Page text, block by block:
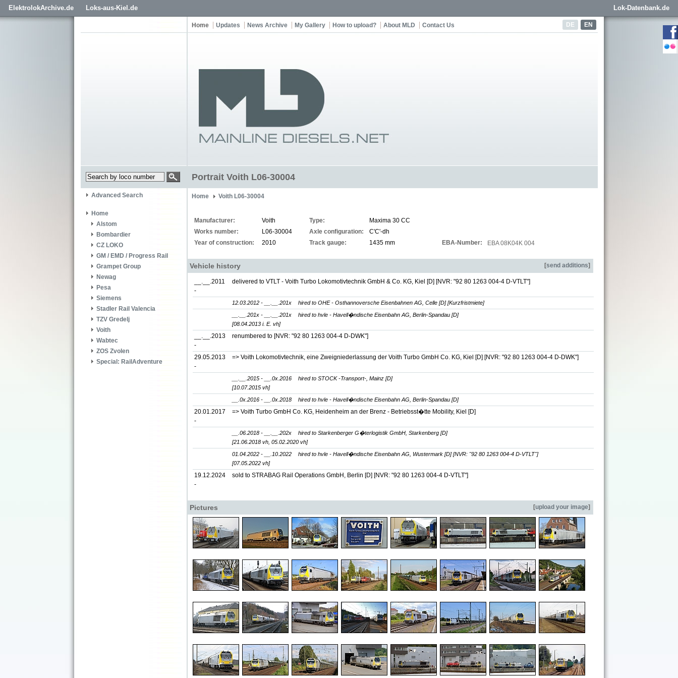
ElektrolokArchive.de Loks-aus-Kiel.de Lok-Datenbank.de
DE EN
Home Updates News Archive My Gallery How to upload? About MLD Contact Us
Portrait Voith L06-30004
Advanced Search
Home
Alstom
Bombardier
CZ LOKO
GM / EMD / Progress Rail
Grampet Group
Newag
Pesa
Siemens
Stadler Rail Valencia
TZV Gredelj
Voith
Wabtec
ZOS Zvolen
Special: RailAdventure
Home Voith L06-30004
Manufacturer: Voith Type:
Maxima 30 CC
Works number:
L06-30004 Axle configuration:
C'C'-dh
Year of construction:
2010 Track gauge: 1435 mm EBA-Number: EBA 08K04K 004
Vehicle history [send additions]
__.__.2011
-
delivered to VTLT - Voith Turbo Lokomotivtechnik GmbH & Co. KG, Kiel [D] [NVR: "92 80 1263 004-4 D-VTLT"]
12.03.2012 - __.__.201x
hired to OHE - Osthannoversche Eisenbahnen AG, Celle [D] [Kurzfristmiete]
__.__.201x - __.__.201x
hired to hvle - Havell�ndische Eisenbahn AG, Berlin-Spandau [D]
[08.04.2013 i. E. vh]
__.__.2013
-
renumbered to [NVR: "92 80 1263 004-4 D-DWK"]
29.05.2013
-
=> Voith Lokomotivtechnik, eine Zweigniederlassung der Voith Turbo GmbH Co. KG, Kiel [D] [NVR: "92 80 1263 004-4 D-DWK"]
__.__.2015 - __.0x.2016
hired to STOCK -Transport-, Mainz [D]
[10.07.2015 vh]
__.0x.2016 - __.0x.2018
hired to hvle - Havell�ndische Eisenbahn AG, Berlin-Spandau [D]
20.01.2017
-
=> Voith Turbo GmbH Co. KG, Heidenheim an der Brenz - Betriebsst�tte Mobility, Kiel [D]
__.06.2018 - __.__.202x
hired to Starkenberger G�terlogistik GmbH, Starkenberg [D]
[21.06.2018 vh, 05.02.2020 vh]
01.04.2022 - __.10.2022
hired to hvle - Havell�ndische Eisenbahn AG, Wustermark [D][NVR: "92 80 1263 004-4 D-VTLT"]
[07.05.2022 vh]
19.12.2024
-
sold to STRABAG Rail Operations GmbH, Berlin [D] [NVR: "92 80 1263 004-4 D-VTLT"]
Pictures [upload your image]